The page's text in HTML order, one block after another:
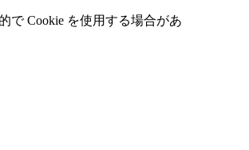
で Cookie を使⽤する場合があ